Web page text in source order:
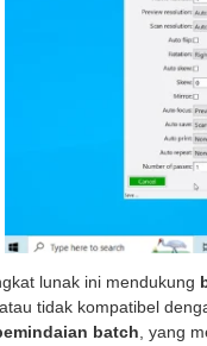
lunak ini mendukung
tidak kompatibel
batch , yang